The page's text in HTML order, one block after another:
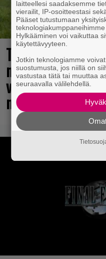
The Legend of
näyttelijöistä
vastikään
mukana?
laitteellesi saadaksemme
vierailit, IP-osoitteestasi
Pääset tutustumaan
Hylkääminen voi vaikuttaa
käytettävyyteen.
Jotkin teknologiamme
suostumusta, jos niillä on
vastustaa tätä tai muuttaa
seuraavalla välilehdellä.